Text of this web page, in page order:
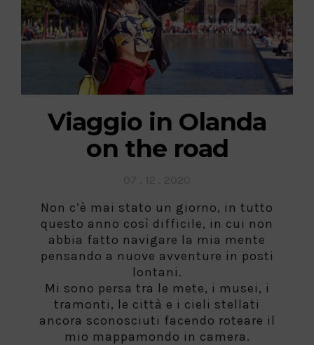
Viaggio in Olanda
on the road
Non c’è mai stato un giorno, in tutto
questo anno così difficile, in cui non
abbia fatto navigare la mia mente
pensando a nuove avventure in posti
lontani.
Mi sono persa tra le mete, i musei, i
tramonti, le città e i cieli stellati
ancora sconosciuti facendo roteare il
mio mappamondo in camera.